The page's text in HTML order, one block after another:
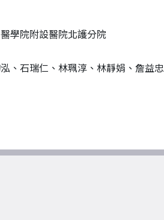
學院附設醫院北護分院
、石瑞仁、林珮淳、林靜娟、詹益忠